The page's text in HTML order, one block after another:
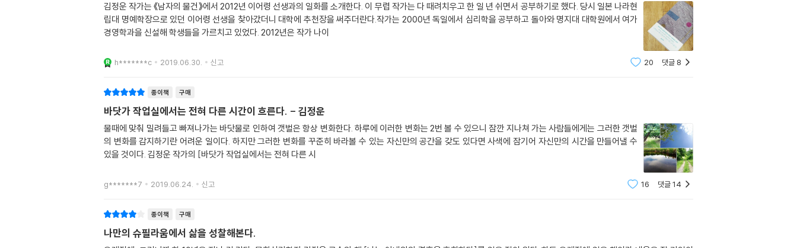
김정운 작가는 《남자의 물건》에서 2012년 이어령 선생과의 일화를 소개한다. 이 무렵 작가는 다 때려치우고 한 일 년 쉬면서 공부하기로 했다. 당시 일본 나라현
립대 명예학장으로 있던 이어령 선생을 찾아갔더니 대학에 추천장을 써주더란다.작가는 2000년 독일에서 심리학을 공부하고 돌아와 명지대 대학원에서 여가
경영학과을 신설해 학생들을 가르치고 있었다. 2012년은 작가 나이
h*******c 2019.06.30. 신고 20 댓글 8
종이책 구매
바닷가 작업실에서는 전혀 다른 시간이 흐른다. - 김정운
물때에 맞춰 밀려들고 빠져나가는 바닷물로 인하여 갯벌은 항상 변화한다. 하루에 이러한 변화는 2번 볼 수 있으니 잠깐 지나쳐 가는 사람들에게는 그러한 갯벌
의 변화를 감지하기란 어려운 일이다. 하지만 그러한 변화를 꾸준히 바라볼 수 있는 자신만의 공간을 갖도 있다면 사색에 잠기어 자신만의 시간을 만들어낼 수
있을 것이다. 김정운 작가의 [바닷가 작업실에서는 전혀 다른 시
g*******7 2019.06.24. 신고 16 댓글14
종이책 구매
나만의 슈필라움에서 삶을 성찰해본다.